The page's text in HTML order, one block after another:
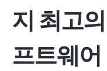
지 최고
프트웨어